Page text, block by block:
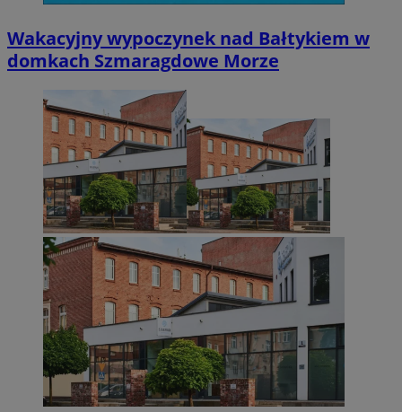
Wakacyjny wypoczynek nad Bałtykiem w
domkach Szmaragdowe Morze